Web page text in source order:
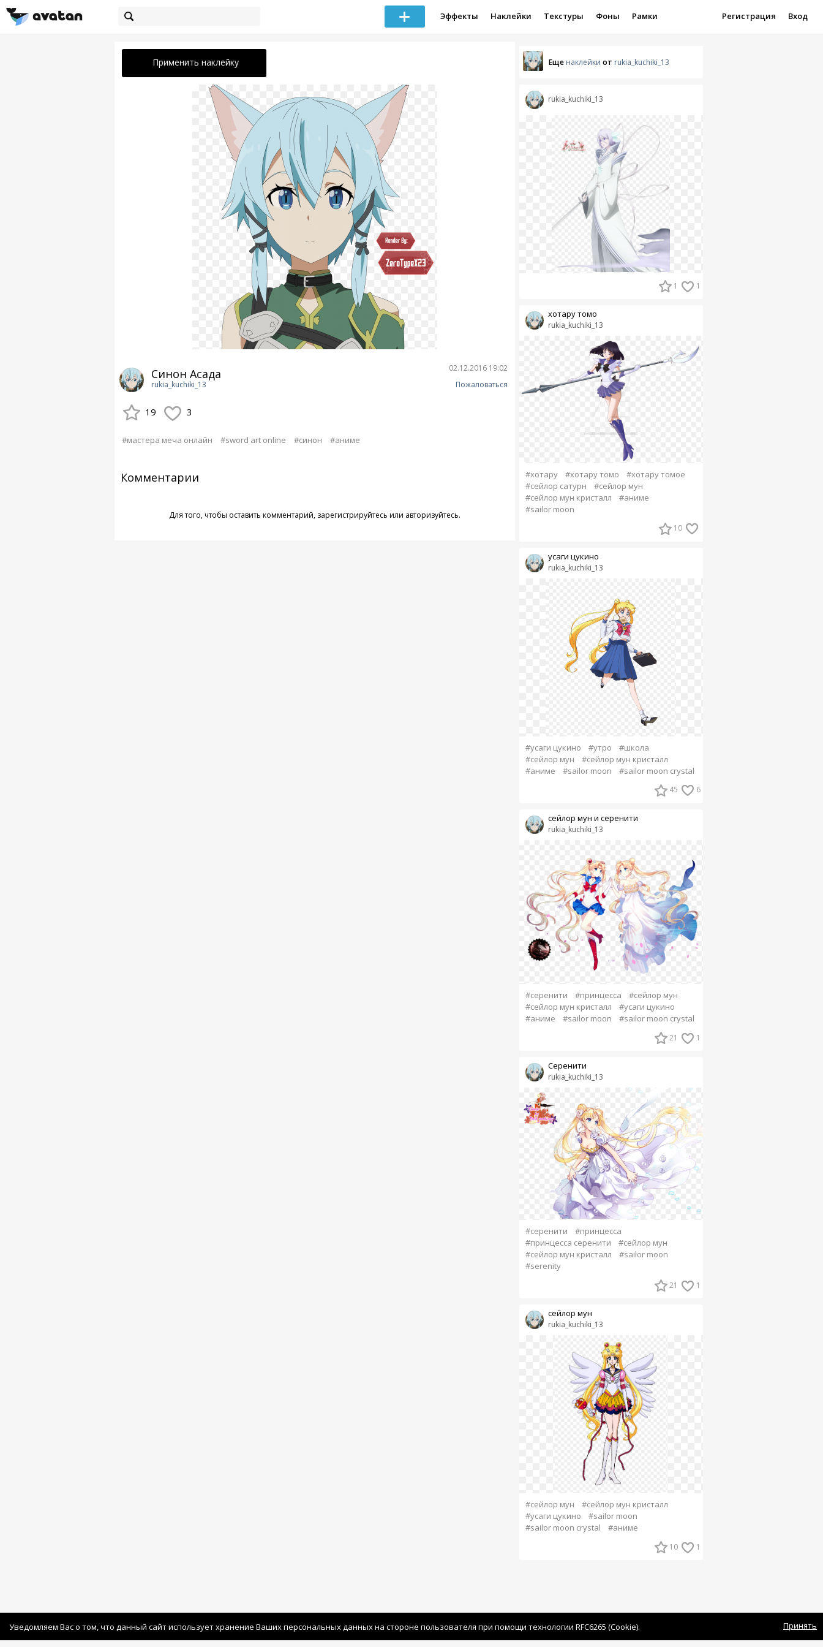
Эффекты Наклейки Текстуры Фоны Рамки Регистрация Вход
Применить наклейку
Синон Асада
rukia_kuchiki_13
02.12.2016 19:02
Пожаловаться
19 3
#мастера меча онлайн #sword art online #синон #аниме
Комментарии
Для того, чтобы оставить комментарий, зарегистрируйтесь или авторизуйтесь.
Еще наклейки от rukia_kuchiki_13
rukia_kuchiki_13
1 1
rukia_kuchiki_13
хотару томо
#хотару #хотару томо
#хотару томое
#сейлор сатурн
#сейлор мун
#сейлор мун кристалл
#аниме
#sailor moon
10
rukia_kuchiki_13
усаги цукино
#усаги цукино #утро
#школа
#сейлор мун
#сейлор мун кристалл
#аниме
#sailor moon #sailor moon crystal
45 6
rukia_kuchiki_13
сейлор мун и серенити
#серенити #принцесса
#сейлор мун
#сейлор мун кристалл
#усаги цукино
#аниме
#sailor moon #sailor moon crystal
21 1
rukia_kuchiki_13
Серенити
#серенити
#принцесса
#принцесса серенити
#сейлор мун
#сейлор мун кристалл
#sailor moon
#serenity
21 1
rukia_kuchiki_13
сейлор мун
#сейлор мун
#сейлор мун кристалл
#усаги цукино
#sailor moon
#sailor moon crystal
#аниме
10 1
Уведомляем Вас о том, что данный сайт использует хранение Ваших персональных данных на стороне пользователя при помощи технологии RFC6265 (Cookie). Принять